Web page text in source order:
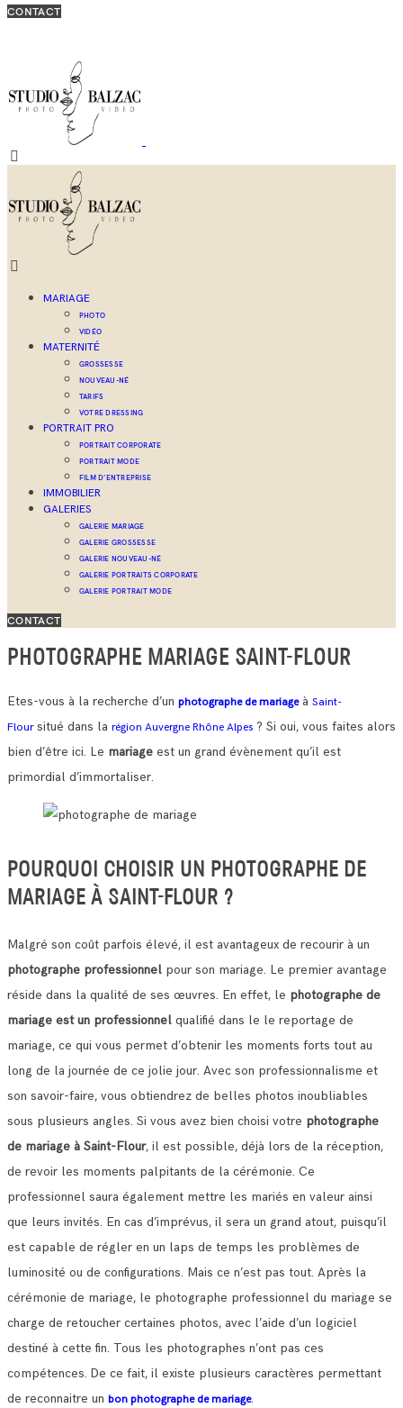
CONTACT
MARIAGE
PHOTO
VIDÉO
MATERNITÉ
GROSSESSE
NOUVEAU-NÉ
TARIFS
VOTRE DRESSING
PORTRAIT PRO
PORTRAIT CORPORATE
PORTRAIT MODE
FILM D’ENTREPRISE
IMMOBILIER
GALERIES
GALERIE MARIAGE
GALERIE GROSSESSE
GALERIE NOUVEAU-NÉ
GALERIE PORTRAITS CORPORATE
GALERIE PORTRAIT MODE
CONTACT
PHOTOGRAPHE MARIAGE SAINT-FLOUR
Etes-vous à la recherche d’un photographe de mariageà Saint-
Floursitué dans la région Auvergne Rhône Alpes ? Si oui, vous faites alors
bien d’être ici. Le mariage est un grand évènement qu’il est
primordial d’immortaliser.
POURQUOI CHOISIR UN PHOTOGRAPHE DE
MARIAGE À SAINT-FLOUR ?
Malgré son coût parfois élevé, il est avantageux de recourir à un
photographe professionnel pour son mariage. Le premier avantage
réside dans la qualité de ses œuvres. En effet, le photographe de
mariage est un professionnel qualifié dans le le reportage de
mariage, ce qui vous permet d’obtenir les moments forts tout au
long de la journée de ce jolie jour. Avec son professionnalisme et
son savoir-faire, vous obtiendrez de belles photos inoubliables
sous plusieurs angles. Si vous avez bien choisi votre photographe
de mariage à Saint-Flour, il est possible, déjà lors de la réception,
de revoir les moments palpitants de la cérémonie. Ce
professionnel saura également mettre les mariés en valeur ainsi
que leurs invités. En cas d’imprévus, il sera un grand atout, puisqu’il
est capable de régler en un laps de temps les problèmes de
luminosité ou de configurations. Mais ce n’est pas tout. Après la
cérémonie de mariage, le photographe professionnel du mariage se
charge de retoucher certaines photos, avec l’aide d’un logiciel
destiné à cette fin. Tous les photographes n’ont pas ces
compétences. De ce fait, il existe plusieurs caractères permettant
de reconnaitre un bon photographe de mariage.